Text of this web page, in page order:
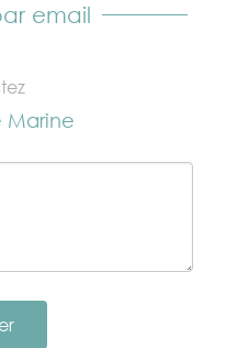
email
Marine